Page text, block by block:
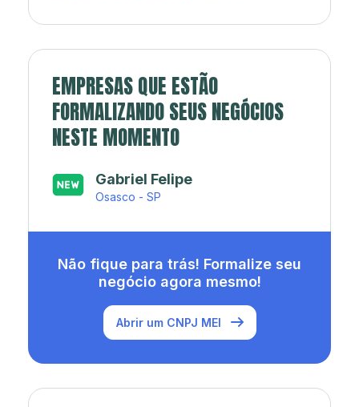
EMPRESAS QUE ESTÃO
FORMALIZANDO SEUS NEGÓCIOS
NESTE MOMENTO
Japa’s açaí e sorveteria
Rio de Janeiro - RJ
Não fique para trás! Formalize seu
negócio agora mesmo!
Abrir um CNPJ MEI